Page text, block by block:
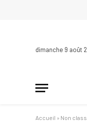
dimanche 9 août
Accueil » Non